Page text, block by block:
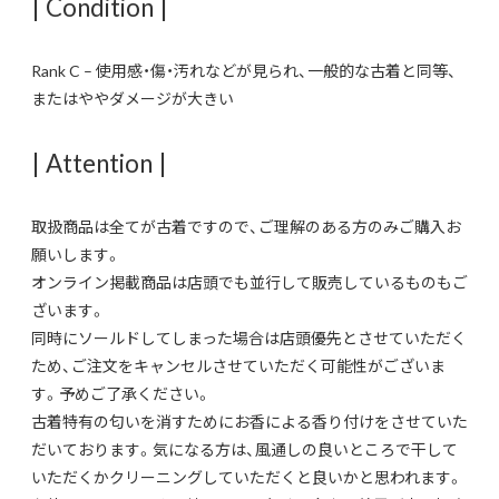
Rank C – 使用感・傷・汚れなどが見られ、一般的な古着と同等、
またはややダメージが大きい
| Attention |
取扱商品は全てが古着ですので、ご理解のある方のみご購入お
願いします。
オンライン掲載商品は店頭でも並行して販売しているものもご
ざいます。
同時にソールドしてしまった場合は店頭優先とさせていただく
ため、ご注文をキャンセルさせていただく可能性がございま
す。予めご了承ください。
古着特有の匂いを消すためにお香による香り付けをさせていた
だいております。気になる方は、風通しの良いところで干して
いただくかクリーニングしていただくと良いかと思われます。